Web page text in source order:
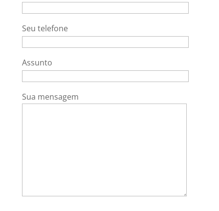
Seu telefone
Assunto
Sua mensagem